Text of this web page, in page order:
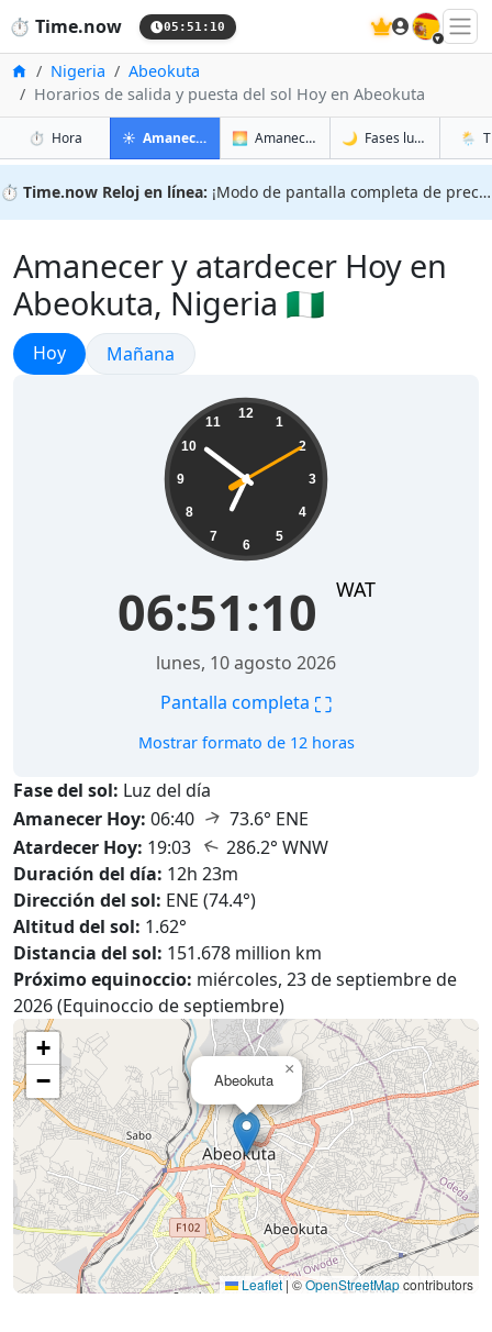
⏱️ Time.now 05:51:11 🇪🇸
InicioNigeria
Abeokuta
Horarios de salida y puesta del sol Hoy en Abeokuta
⏱️ Horaen Abeokuta
☀️ Amanecer y atardecer en Abeokuta
🌅 Amanecer y atardecer mañana en
🌙 Fases lunares en
🌦️
⏱️ Time.now Reloj en línea: ¡Modo de pantalla completa de precisión!
Amanecer y atardecer Hoy en
Abeokuta, Nigeria 🇳🇬
Amanecer y atardecer
Hoy Amanecer y atardecer
Mañana
12
1
2
3
4
5
6
7
8
9
10
11
06:51:11 WAT
lunes, 10 agosto 2026
Pantalla completa ⛶
Mostrar formato de 12 horas
Fase del sol: Luz del día
Amanecer Hoy: 06:40 ↑ 73.6° ENE
Atardecer Hoy: 19:03 ↑ 286.2° WNW
Duración del día: 12h 23m
Dirección del sol: ENE (74.4°)
Altitud del sol: 1.62°
Distancia del sol: 151.678 million km
Próximo equinoccio: miércoles, 23 de septiembre de
2026 (Equinoccio de septiembre)
Abeokuta
×
+
−
Leaflet |©OpenStreetMapcontributors